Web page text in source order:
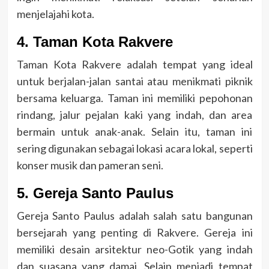
menjelajahi kota.
4. Taman Kota Rakvere
Taman Kota Rakvere adalah tempat yang ideal
untuk berjalan-jalan santai atau menikmati piknik
bersama keluarga. Taman ini memiliki pepohonan
rindang, jalur pejalan kaki yang indah, dan area
bermain untuk anak-anak. Selain itu, taman ini
sering digunakan sebagai lokasi acara lokal, seperti
konser musik dan pameran seni.
5. Gereja Santo Paulus
Gereja Santo Paulus adalah salah satu bangunan
bersejarah yang penting di Rakvere. Gereja ini
memiliki desain arsitektur neo-Gotik yang indah
dan suasana yang damai. Selain menjadi tempat